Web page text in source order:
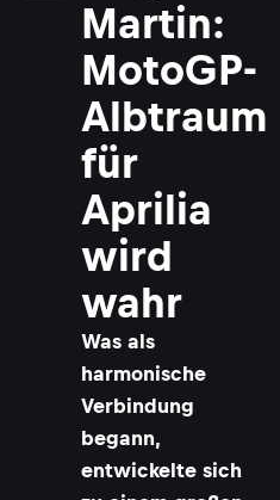
Martin:
MotoGP-
Albtraum
für
Aprilia
wird
wahr
Was als
harmonische
Verbindung
begann,
entwickelte sich